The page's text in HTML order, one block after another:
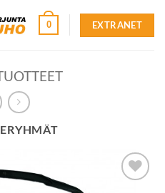
0 EXTRANET